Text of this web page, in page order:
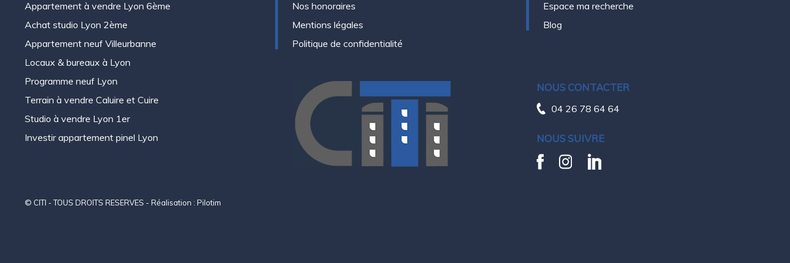
Appartement à vendre Lyon 6ème
Achat studio Lyon 2ème
Appartement neuf Villeurbanne
Locaux & bureaux à Lyon
Programme neuf Lyon
Terrain à vendre Caluire et Cuire
Studio à vendre Lyon 1er
Investir appartement pinel Lyon
Nos honoraires
Mentions légales
Politique de confidentialité
Espace ma recherche
Blog
NOUS CONTACTER
04 26 78 64 64
NOUS SUIVRE
© CITI - TOUS DROITS RESERVES - Réalisation : Pilotim